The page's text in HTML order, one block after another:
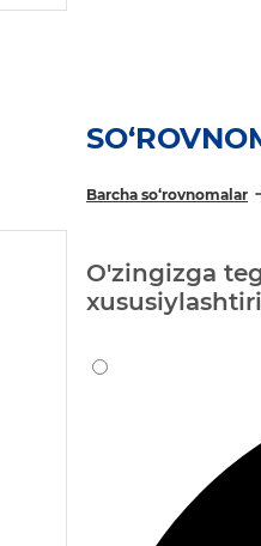
Barcha so‘rovnomalar
O'zingizga